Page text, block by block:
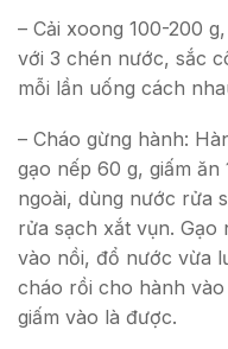
– Cải xoong 100-200
với 3 chén nước, sắc
mỗi lần uống cách
– Cháo gừng hành:
gạo nếp 60 g, giấm ăn
ngoài, dùng nước rửa
rửa sạch xắt vụn. Gạo
vào nồi, đổ nước vừa
cháo rồi cho hành
giấm vào là được.